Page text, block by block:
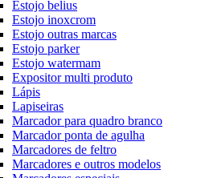
Estojo belius
Estojo inoxcrom
Estojo outras marcas
Estojo parker
Estojo watermam
Expositor multi produto
Lápis
Lapiseiras
Marcador para quadro branco
Marcador ponta de agulha
Marcadores de feltro
Marcadores e outros modelos